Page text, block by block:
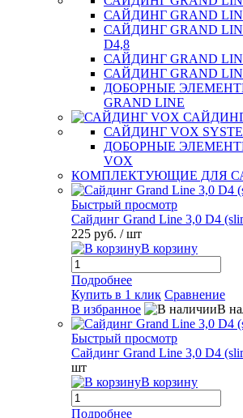
САЙДИНГ GRAND
САЙДИНГ GRAND
D4,8
САЙДИНГ GRAND
САЙДИНГ GRAND
ДОБОРНЫЕ
GRAND LINE
САЙДИНГ VOX
ДОБОРНЫЕ
VOX
КОМПЛЕКТУЮЩИЕ ДЛЯ
Быстрый просмотр
Сайдинг Grand Line 3,0 D4
225 руб. / шт
В корзину
Подробнее
Купить в 1 клик Сравнение
В избранное
В
Быстрый просмотр
Сайдинг Grand Line 3,0 D4
шт
В корзину
Подробнее